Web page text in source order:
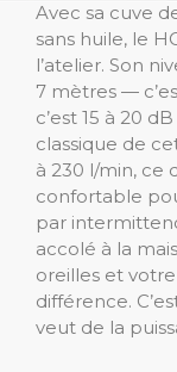
Avec sa cuve
sans huile, le
l’atelier. Son
7 mètres —
c’est 15 à 20
classique de
à 230 l/min, ce
confortable
par
accolé à la
oreilles et
différence.
veut de la